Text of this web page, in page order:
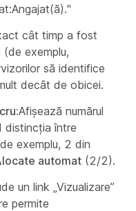
cât timp a fost
exemplu,
să identifice
decât de obicei.
Afișează numărul
distincția între
exemplu, 2 din
automat (2/2).
un link „Vizualizare”
permite